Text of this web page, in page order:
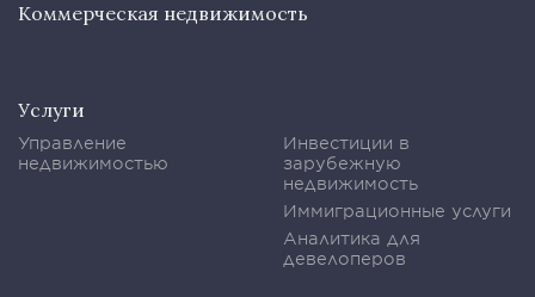
Коммерческая недвижимость
Услуги
Управление
недвижимостью
Инвестиции в
зарубежную
недвижимость
Иммиграционные услуги
Аналитика для
девелоперов